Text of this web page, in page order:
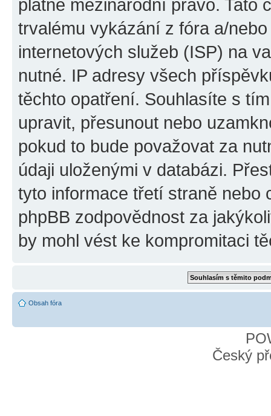
platné mezinárodní právo. Tato
trvalému vykázání z fóra a/
internetových služeb (ISP) na
nutné. IP adresy všech
těchto opatření. Souhlasíte s
upravit, přesunout nebo
pokud to bude považovat za
údaji uloženými v databázi.
tyto informace třetí straně nebo
phpBB zodpovědnost za
by mohl vést ke kompromitaci
Obsah fóra
Český